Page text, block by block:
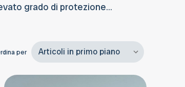
grado di protezione...
per